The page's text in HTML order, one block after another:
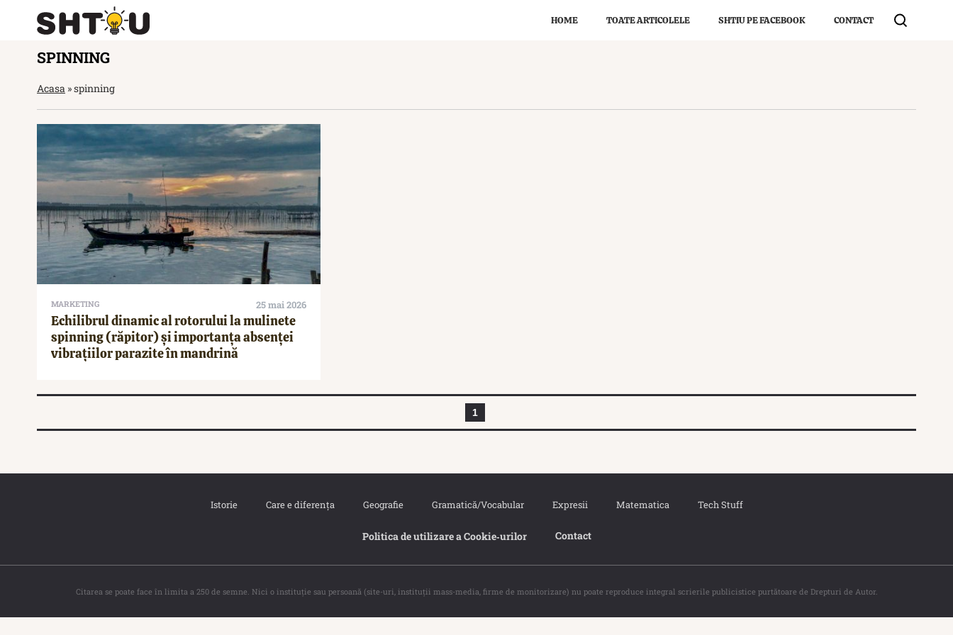
HOME TOATE ARTICOLELE SHTIU PE FACEBOOK CONTACT
SPINNING
Acasa »spinning
MARKETING 25 mai 2026
Echilibrul dinamic al rotorului la mulinete
spinning (răpitor) și importanța absenței
vibrațiilor parazite în mandrină
1
Istorie Care e diferența Geografie Gramatică/Vocabular Expresii Matematica Tech Stuff
Politica de utilizare a Cookie‐urilor Contact
Citarea se poate face în limita a 250 de semne. Nici o instituţie sau persoană (site-uri, instituţii mass-media, firme de monitorizare) nu poate reproduce integral scrierile publicistice purtătoare de Drepturi de Autor.